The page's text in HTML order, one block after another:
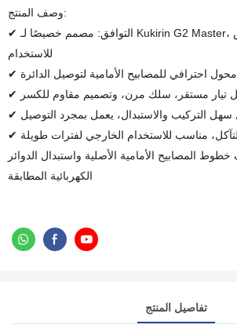
وصف المنتج:
✔ التوافق: مصمم خصيصًا لـ Kukirin G2 Master، إصدار مخصص
للاستخدام
محول احترافي للمصابيح الأمامية لتوصيل الدائرة
تيار مستقر، سلك مرن، وتصميم مقاوم للكسر
مناسب للاستخدام الخارجي لفترات طويلة
المصابيح الأمامية الأصلية واستبدال الدوائر
الكهربائية المطابقة
تفاصيل المنتج